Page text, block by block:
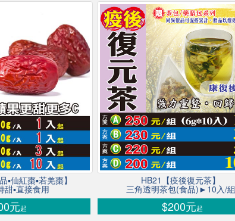
▪仙紅棗▪若羌棗】
甜▪直接食用
元起
HB21【疫後復元茶】
三角透明茶包(食品)►10入/組
$200元起